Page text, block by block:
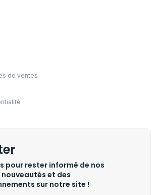
de ventes
pour rester informé de nos
et des
sur notre site !